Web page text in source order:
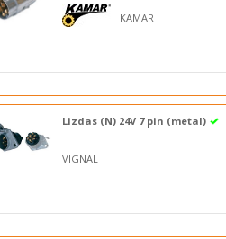
KAMAR
Lizdas (N) 24V 7 pin (metal)
VIGNAL